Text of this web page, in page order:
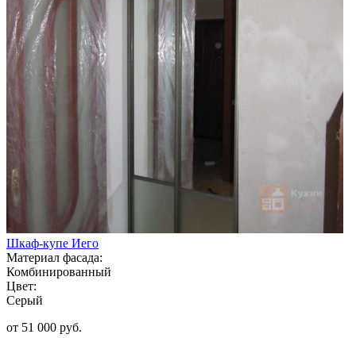
Шкаф-купе Иего
Материал фасада:
Комбинированный
Цвет:
Серый
от 51 000 руб.